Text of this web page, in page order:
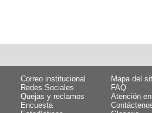
Correo institucional
Mapa del
Redes Sociales
FAQ
Quejas y reclamos
Atención
Encuesta